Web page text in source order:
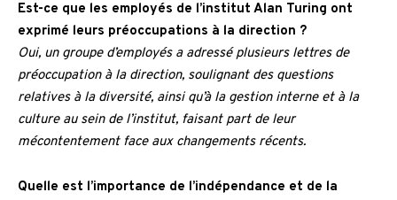
Est-ce que les employés de l’institut Alan Turing ont
exprimé leurs préoccupations à la direction ?
Oui, un groupe d’employés a adressé plusieurs lettres de
préoccupation à la direction, soulignant des questions
relatives à la diversité, ainsi qu’à la gestion interne et à la
culture au sein de l’institut, faisant part de leur
mécontentement face aux changements récents.
Quelle est l’importance de l’indépendance et de la